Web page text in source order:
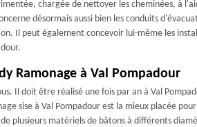
chargée de nettoyer les cheminées, à
désormais aussi bien les conduits
Il peut également concevoir lui-même les
Ramonage à Val Pompadour
Il doit être réalisé une fois par an à Val
sise à Val Pompadour est la mieux placée
plusieurs matériels de bâtons à différents